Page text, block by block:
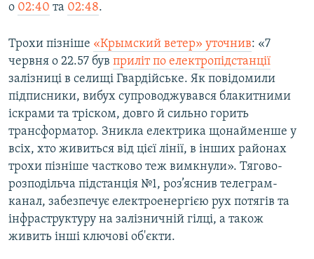
о 02:40 та 02:48.
Трохи пізніше «Крымский ветер» уточнив: «7
червня о 22.57 був приліт по електропідстанції
залізниці в селищі Гвардійське. Як повідомили
підписники, вибух супроводжувався блакитними
іскрами та тріском, довго й сильно горить
трансформатор. Зникла електрика щонайменше у
всіх, хто живиться від цієї лінії, в інших районах
трохи пізніше частково теж вимкнули». Тягово-
розподільча підстанція №1, роз’яснив телеграм-
канал, забезпечує електроенергією рух потягів та
інфраструктуру на залізничній гілці, а також
живить інші ключові об'єкти.